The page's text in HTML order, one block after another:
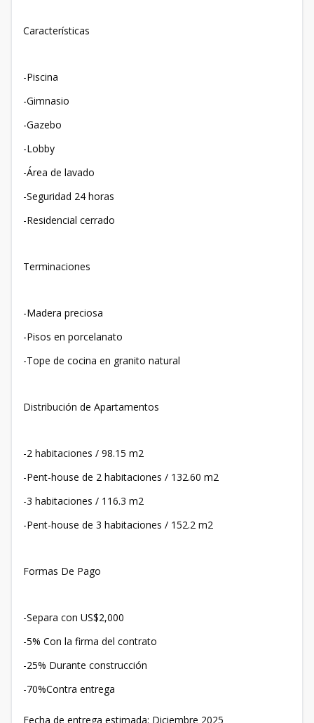
Características
-Piscina
-Gimnasio
-Gazebo
-Lobby
-Área de lavado
-Seguridad 24 horas
-Residencial cerrado
Terminaciones
-Madera preciosa
-Pisos en porcelanato
-Tope de cocina en granito natural
Distribución de Apartamentos
-2 habitaciones / 98.15 m2
-Pent-house de 2 habitaciones / 132.60 m2
-3 habitaciones / 116.3 m2
-Pent-house de 3 habitaciones / 152.2 m2
Formas De Pago
-Separa con US$2,000
-5% Con la firma del contrato
-25% Durante construcción
-70%Contra entrega
Fecha de entrega estimada: Diciembre 2025